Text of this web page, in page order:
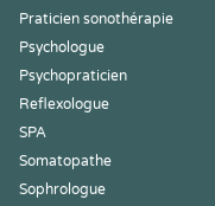
Praticien sonothérapie
Psychologue
Psychopraticien
Reflexologue
SPA
Somatopathe
Sophrologue